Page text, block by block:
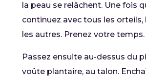
la peau se relâchent. Une fois
continuez avec tous les orteils,
les autres. Prenez votre temps.
Passez ensuite au-dessus du
voûte plantaire, au talon.